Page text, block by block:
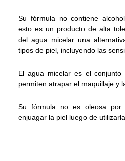
Su fórmula no contiene
esto es un producto de alta
del agua micelar una
tipos de piel, incluyendo las
El agua micelar es el
permiten atrapar el maquillaje y
Su fórmula no es oleosa
enjuagar la piel luego de utilizarla.